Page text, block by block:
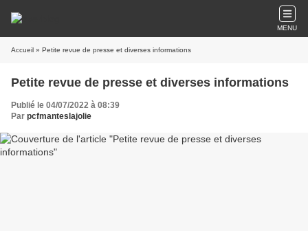
MENU
Accueil » Petite revue de presse et diverses informations
Petite revue de presse et diverses informations
Publié le 04/07/2022 à 08:39
Par pcfmanteslajolie